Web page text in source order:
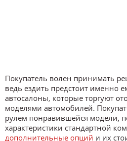
Покупатель волен принимать
ведь ездить предстоит именно
автосалоны, которые торгуют
моделями автомобилей.
рулем понравившейся модели,
характеристики стандартной
дополнительные опций и их